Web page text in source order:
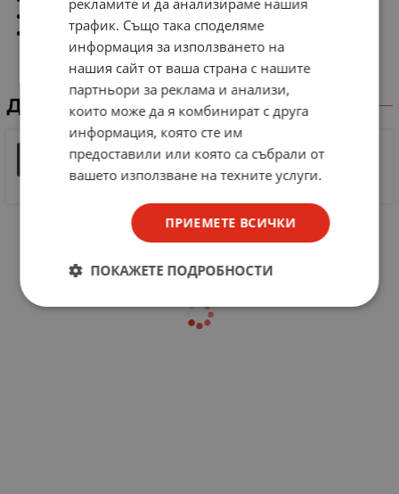
Ток в импулс макс.: 20A
Свойства: glass passivated
ДОКУМЕНТИ ЗА СВАЛЯНЕ
Sensitive Gate Silicon Controlled RectifiersReverse
Blocking Thyristors
трафик. Също така споделяме
информация за използването на
нашия сайт от ваша страна с нашите
партньори за реклама и анализи,
които може да я комбинират с друга
информация, която сте им
предоставили или която са събрали от
вашето използване на техните услуги.
ПРИЕМЕТЕ ВСИЧКИ
ПОКАЖЕТЕ ПОДРОБНОСТИ